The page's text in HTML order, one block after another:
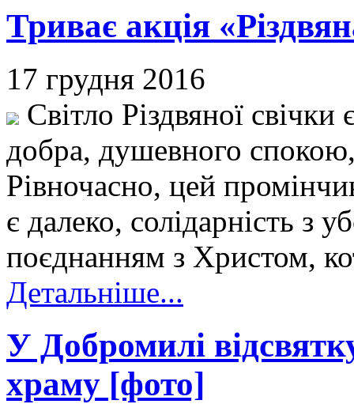
Триває акція
17 грудня 2016
Світло Різдвяної
добра, душевного
Рівночасно, цей
є далеко, солідарність з
поєднанням з Христом,
Детальніше...
У Добромилі
храму [фото]